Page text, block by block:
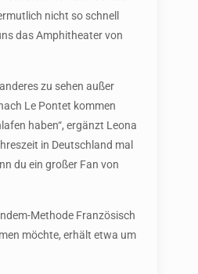
nicht so schnell
das Amphitheater von
zu sehen außer
Le Pontet kommen
haben“, ergänzt Leona
in Deutschland mal
du ein großer Fan von
Methode Französisch
möchte, erhält etwa um